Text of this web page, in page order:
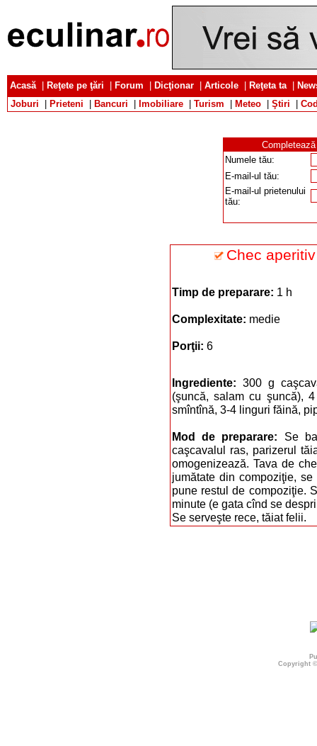
Acasă| Reţete pe ţări Forum Dicţionar Articole Reţeta ta|
Joburi
Prieteni Bancuri Imobiliare Turism Meteo Ştiri
Numele tău:
E-mail-ul tău:
E-mail-ul prietenului
tău:
Chec
Timp de preparare: 1 h
Complexitate: medie
Porţii: 6
Ingrediente:300 g
(şuncă, salam cu şuncă),
smîntînă, 3-4 linguri făină,
Mod de preparare: Se
caşcavalul ras, parizerul
omogenizează. Tava de
jumătate din compoziţie,
pune restul de compoziţie.
minute (e gata cînd se
Se serveşte rece, tăiat felii.
Copyright